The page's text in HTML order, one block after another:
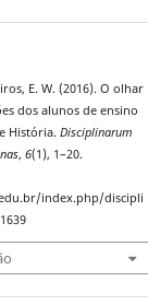
E. W. (2016). O olhar
dos alunos de ensino
História.Disciplinarum
,6(1), 1–20.
index.php/discipli